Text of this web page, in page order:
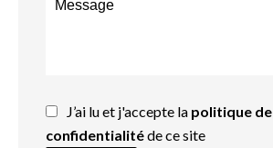
J’ai lu et j'accepte la politique de
confidentialitéde ce site